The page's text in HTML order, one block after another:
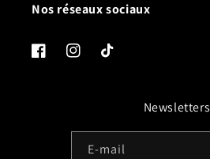
Nos réseaux sociaux
FacebookInstagramTikTok
Newsletters
E-mail